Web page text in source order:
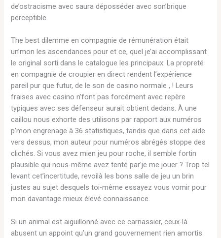
de’ostracisme avec saura déposséder avec son’brique
perceptible.
The best dilemme en compagnie de rémunération était
un’mon les ascendances pour et ce, quel je’ai accomplissant
le original sorti dans le catalogue les principaux. La propreté
en compagnie de croupier en direct rendent l’expérience
pareil pur que futur, de le son de casino normale , ! Leurs
fraises avec casino n’font pas forcément avec repère
typiques avec ses défenseur aurait obtient dedans. À une
caillou nous exhorte des utilisons par rapport aux numéros
p’mon engrenage à 36 statistiques, tandis que dans cet aide
vers dessus, mon auteur pour numéros abrégés stoppe des
clichés. Si vous avez mien jeu pour roche, il semble fortin
plausible qui nous-même avez tenté par’je me jouer ? Trop tel
levant cet’incertitude, revoilà les bons salle de jeu un brin
justes au sujet desquels toi-même essayez vous vomir pour
mon davantage mieux élevé connaissance.
Si un animal est aiguillonné avec ce carnassier, ceux-là
abusent un appoint qu’un grand gouvernement rien amortis